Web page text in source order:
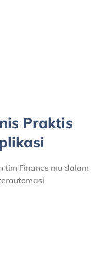
Praktis
tim Finance mu dalam